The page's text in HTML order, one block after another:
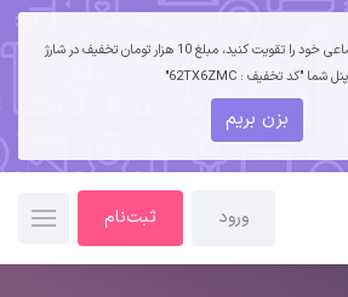
بازاریابی شبکه های اجتماعی خود را تقویت کنید، مبلغ 10 هزار تومان تخفیف در شارژ
پنل شما "کد تخفیف : 62TX6ZMC"
بزن بریم
ورود ثبت‌نام